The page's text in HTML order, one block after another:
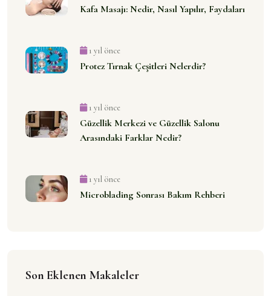
Kafa Masajı: Nedir, Nasıl Yapılır, Faydaları
1 yıl önce
Protez Tırnak Çeşitleri Nelerdir?
1 yıl önce
Güzellik Merkezi ve Güzellik Salonu
Arasındaki Farklar Nedir?
1 yıl önce
Microblading Sonrası Bakım Rehberi
Son Eklenen Makaleler